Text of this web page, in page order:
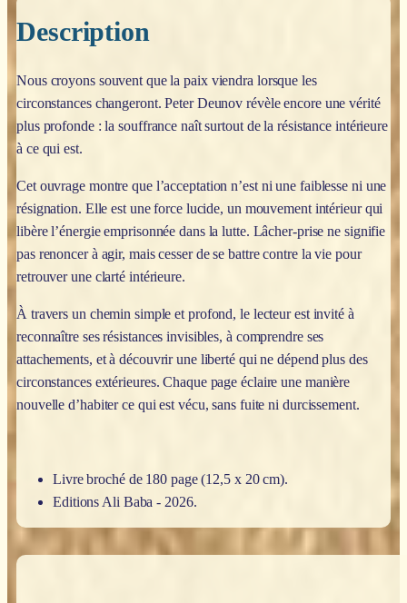
Description
Nous croyons souvent que la paix viendra lorsque les
circonstances changeront. Peter Deunov révèle encore une vérité
plus profonde : la souffrance naît surtout de la résistance intérieure
à ce qui est.
Cet ouvrage montre que l’acceptation n’est ni une faiblesse ni une
résignation. Elle est une force lucide, un mouvement intérieur qui
libère l’énergie emprisonnée dans la lutte. Lâcher-prise ne signifie
pas renoncer à agir, mais cesser de se battre contre la vie pour
retrouver une clarté intérieure.
À travers un chemin simple et profond, le lecteur est invité à
reconnaître ses résistances invisibles, à comprendre ses
attachements, et à découvrir une liberté qui ne dépend plus des
circonstances extérieures. Chaque page éclaire une manière
nouvelle d’habiter ce qui est vécu, sans fuite ni durcissement.
Livre broché de 180 page (12,5 x 20 cm).
Editions Ali Baba - 2026.